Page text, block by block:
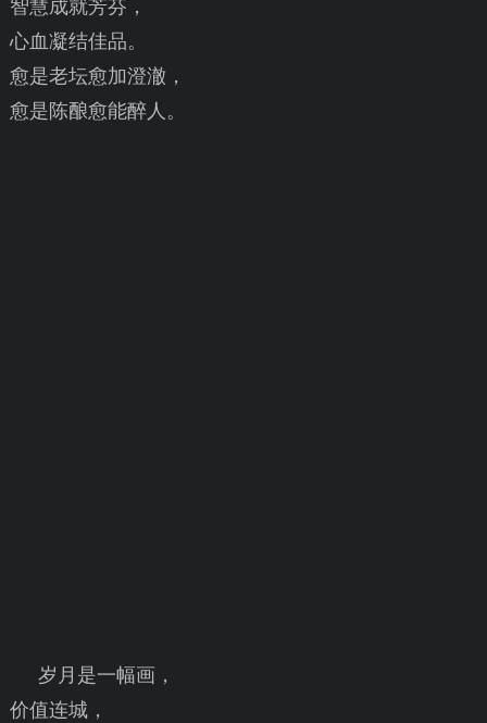
智慧成就芳芬，
心血凝结佳品。
愈是老坛愈加澄澈，
愈是陈酿愈能醉人。
岁月是一幅画，
价值连城，